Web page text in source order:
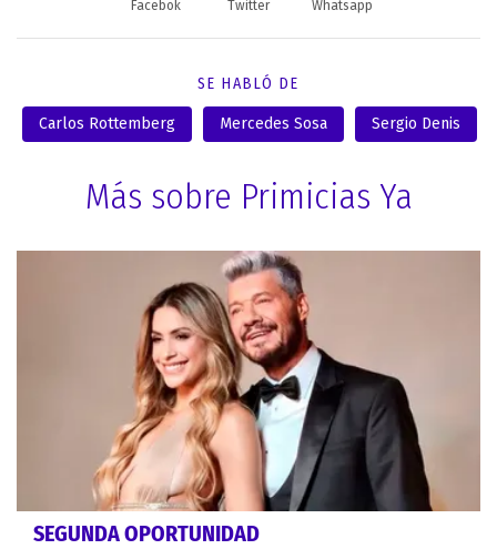
Facebok Twitter Whatsapp
SE HABLÓ DE
Carlos Rottemberg Mercedes Sosa Sergio Denis
Más sobre Primicias Ya
SEGUNDA OPORTUNIDAD